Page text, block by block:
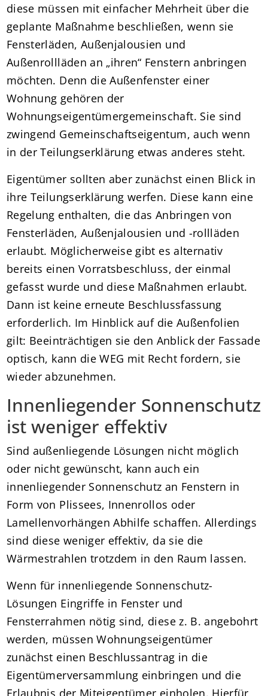
diese müssen mit einfacher Mehrheit über die
geplante Maßnahme beschließen, wenn sie
Fensterläden, Außenjalousien und
Außenrollläden an „ihren“ Fenstern anbringen
möchten. Denn die Außenfenster einer
Wohnung gehören der
Wohnungseigentümergemeinschaft. Sie sind
zwingend Gemeinschaftseigentum, auch wenn
in der Teilungserklärung etwas anderes steht.
Eigentümer sollten aber zunächst einen Blick in
ihre Teilungserklärung werfen. Diese kann eine
Regelung enthalten, die das Anbringen von
Fensterläden, Außenjalousien und -rollläden
erlaubt. Möglicherweise gibt es alternativ
bereits einen Vorratsbeschluss, der einmal
gefasst wurde und diese Maßnahmen erlaubt.
Dann ist keine erneute Beschlussfassung
erforderlich. Im Hinblick auf die Außenfolien
gilt: Beeinträchtigen sie den Anblick der Fassade
optisch, kann die WEG mit Recht fordern, sie
wieder abzunehmen.
Innenliegender Sonnenschutz
ist weniger effektiv
Sind außenliegende Lösungen nicht möglich
oder nicht gewünscht, kann auch ein
innenliegender Sonnenschutz an Fenstern in
Form von Plissees, Innenrollos oder
Lamellenvorhängen Abhilfe schaffen. Allerdings
sind diese weniger effektiv, da sie die
Wärmestrahlen trotzdem in den Raum lassen.
Wenn für innenliegende Sonnenschutz-
Lösungen Eingriffe in Fenster und
Fensterrahmen nötig sind, diese z. B. angebohrt
werden, müssen Wohnungseigentümer
zunächst einen Beschlussantrag in die
Eigentümerversammlung einbringen und die